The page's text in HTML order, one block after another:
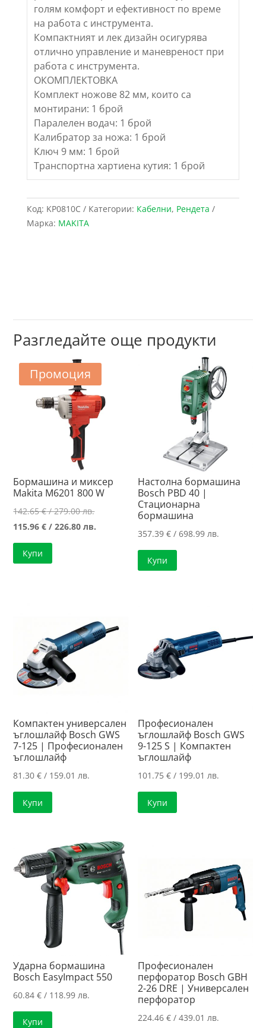
голям комфорт и ефективност по време
на работа с инструмента.
Компактният и лек дизайн осигурява
отлично управление и маневреност при
работа с инструмента.
ОКОМПЛЕКТОВКА
Комплект ножове 82 мм, които са
монтирани: 1 брой
Паралелен водач: 1 брой
Калибратор за ножа: 1 брой
Ключ 9 мм: 1 брой
Транспортна хартиена кутия: 1 брой
Код: KP0810C Категории: Кабелни, Рендета
Марка: MAKITA
Разгледайте още продукти
Промоция
Бормашина и миксер
Makita M6201 800 W
142.65€/ 279.00 лв.Original
price
115.96€ / 226.80 лв.
Купи
Настолна бормашина
Bosch PBD 40 |
Стационарна
бормашина
357.39€ / 698.99 лв.
Купи
Компактен универсален
ъглошлайф Bosch GWS
7-125 | Професионален
ъглошлайф
81.30€ / 159.01 лв.
Купи
Професионален
ъглошлайф Bosch GWS
9-125 S | Компактен
ъглошлайф
101.75€ / 199.01 лв.
Купи
Ударна бормашина
Bosch EasyImpact 550
60.84€ / 118.99 лв.
Купи
Професионален
перфоратор Bosch GBH
2-26 DRE | Универсален
перфоратор
224.46€ / 439.01 лв.